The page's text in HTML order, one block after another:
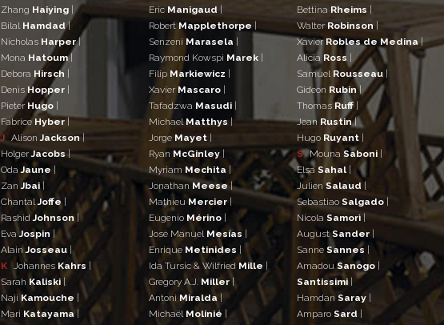
Zhang Haiying |
Bilal Hamdad|
Nicholas Harper|
Mona Hatoum|
Debora Hirsch |
Denis Hopper |
Pieter Hugo |
Fabrice Hyber|
J Alison Jackson|
Holger Jacobs|
OdaJaune |
Zan Jbai|
Chantal Joffe |
RashidJohnson|
EvaJospin |
AlainJosseau |
K
Johannes Kahrs |
Sarah Kaliski |
Naji Kamouche |
Mari Katayama |
Eric Manigaud |
RobertMapplethorpe |
Senzeni Marasela |
Raymond Kowspi Marek |
Filip Markiewicz |
Xavier Mascaro |
Tafadzwa Masudi |
MichaelMatthys|
Jorge Mayet |
Ryan McGinley |
Myriam Mechita |
JonathanMeese|
Mathieu Mercier |
Eugenio Mérino |
José Manuel Mesías |
Enrique Metinides |
Ida Tursic & WilfriedMille |
Gregory A.J. Miller|
AntoniMiralda |
Michaël Molinié |
Bettina Rheims |
Walter Robinson|
Xavier Robles de Medina |
Alicia Ross |
Samuel Rousseau |
Gideon Rubin|
ThomasRuff|
Jean Rustin|
Hugo Ruyant |
S Mouna Saboni |
Elsa Sahal |
JulienSalaud |
Sebastiao Salgado |
Nicola Samorì |
AugustSander |
Sanne Sannes |
Amadou Sanogo |
Santissimi |
Hamdan Saray |
Amparo Sard |